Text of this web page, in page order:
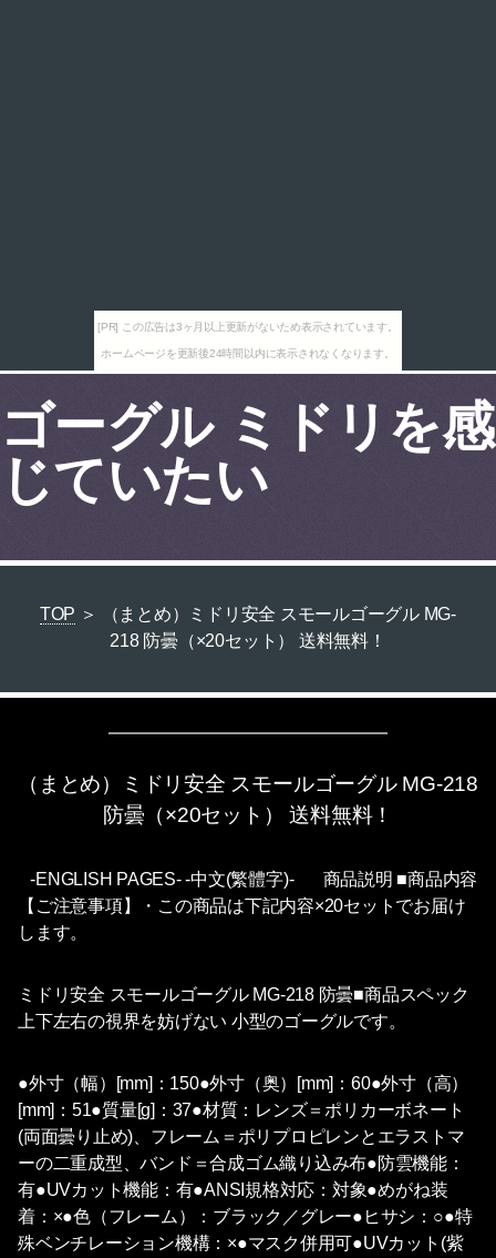
[PR] この広告は3ヶ月以上更新がないため表示されています。
ホームページを更新後24時間以内に表示されなくなります。
ゴーグル ミドリを感
じていたい
TOP ＞ （まとめ）ミドリ安全 スモールゴーグル MG-
218 防曇（×20セット） 送料無料！
（まとめ）ミドリ安全 スモールゴーグル MG-218
防曇（×20セット） 送料無料！
-ENGLISH PAGES- -中文(繁體字)- 商品説明 ■商品内容
【ご注意事項】・この商品は下記内容×20セットでお届け
します。
ミドリ安全 スモールゴーグル MG-218 防曇■商品スペック
上下左右の視界を妨げない 小型のゴーグルです。
●外寸（幅）[mm]：150●外寸（奥）[mm]：60●外寸（高）
[mm]：51●質量[g]：37●材質：レンズ＝ポリカーボネート
(両面曇り止め)、フレーム＝ポリプロピレンとエラストマ
ーの二重成型、バンド＝合成ゴム織り込み布●防雲機能：
有●UVカット機能：有●ANSI規格対応：対象●めがね装
着：×●色（フレーム）：ブラック／グレー●ヒサシ：○●特
殊ベンチレーション機構：×●マスク併用可●UVカット(紫